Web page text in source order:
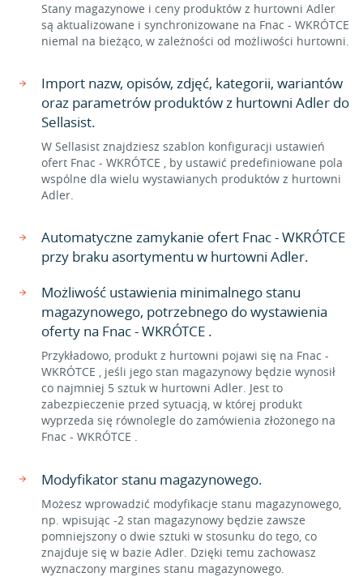
Stany magazynowe i ceny produktów z hurtowni Adler
są aktualizowane i synchronizowane na Fnac - WKRÓTCE
niemal na bieżąco, w zależności od możliwości hurtowni.
Import nazw, opisów, zdjęć, kategorii, wariantów
oraz parametrów produktów z hurtowni Adler do
Sellasist.
W Sellasist znajdziesz szablon konfiguracji ustawień
ofert Fnac - WKRÓTCE , by ustawić predefiniowane pola
wspólne dla wielu wystawianych produktów z hurtowni
Adler.
Automatyczne zamykanie ofert Fnac - WKRÓTCE
przy braku asortymentu w hurtowni Adler.
Możliwość ustawienia minimalnego stanu
magazynowego, potrzebnego do wystawienia
oferty na Fnac - WKRÓTCE .
Przykładowo, produkt z hurtowni pojawi się na Fnac -
WKRÓTCE , jeśli jego stan magazynowy będzie wynosił
co najmniej 5 sztuk w hurtowni Adler. Jest to
zabezpieczenie przed sytuacją, w której produkt
wyprzeda się równolegle do zamówienia złożonego na
Fnac - WKRÓTCE .
Modyfikator stanu magazynowego.
Możesz wprowadzić modyfikacje stanu magazynowego,
np. wpisując -2 stan magazynowy będzie zawsze
pomniejszony o dwie sztuki w stosunku do tego, co
znajduje się w bazie Adler. Dzięki temu zachowasz
wyznaczony margines stanu magazynowego.